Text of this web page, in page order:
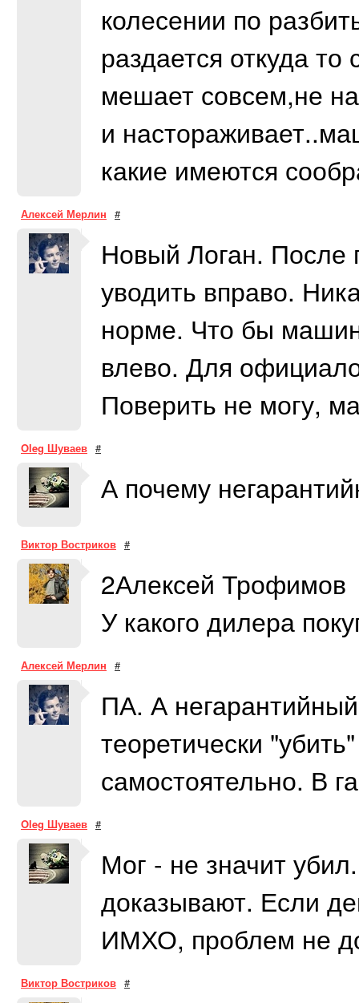
колесении по
раздается откуда
мешает совсем,не
и
какие имеются
Алексей Мерлин #
Новый Логан. После
уводить вправо.
норме. Что бы
влево. Для
Поверить не могу,
Oleg Шуваев #
А почему
Виктор Востриков #
2Алексей Трофимов
У какого дилера
Алексей Мерлин #
ПА. А
теоретически
самостоятельно. В
Oleg Шуваев #
Мог - не значит
доказывают. Если
ИМХО, проблем не
Виктор Востриков #